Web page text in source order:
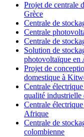
Projet de centrale
Grèce
Centrale de
Centrale
Centrale de
Solution de
photovoltaïque en
Projet de
domestique à
Centrale
qualité industrielle
Centrale
Afrique
Centrale de
colombienne